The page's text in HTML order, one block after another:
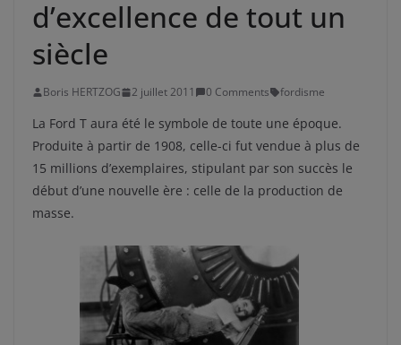
d’excellence de tout un
siècle
Boris HERTZOG 2 juillet 2011 0 Comments fordisme
La Ford T aura été le symbole de toute une époque.
Produite à partir de 1908, celle-ci fut vendue à plus de
15 millions d’exemplaires, stipulant par son succès le
début d’une nouvelle ère : celle de la production de
masse.